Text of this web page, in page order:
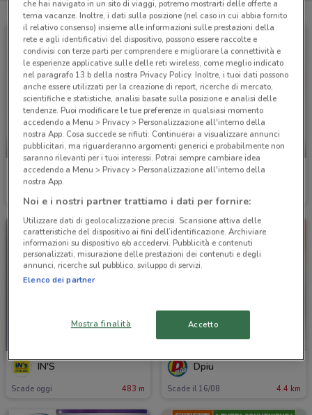
SCADE OGGI
Aldi
Scade oggi 5.2 km
-2 GIORNI
Action
Scade martedì
IN'S
Scade oggi 483 m
Dpiu
Scade il 16/08 4.4 km
che hai navigato in un sito di viaggi, potremo mostrarti delle offerte a
tema vacanze. Inoltre, i dati sulla posizione (nel caso in cui abbia fornito
il relativo consenso) insieme alle informazioni sulle prestazioni della
rete e agli identificativi del dispositivo, possono essere raccolte e
condivisi con terze parti per comprendere e migliorare la connettività e
le esperienze applicative sulle delle reti wireless, come meglio indicato
nel paragrafo 13.b della nostra Privacy Policy. Inoltre, i tuoi dati possono
anche essere utilizzati per la creazione di report, ricerche di mercato,
scientifiche e statistiche, analisi basate sulla posizione e analisi delle
tendenze. Puoi modificare le tue preferenze in qualsiasi momento
accedendo a Menu > Privacy > Personalizzazione all'interno della
nostra App. Cosa succede se rifiuti: Continuerai a visualizzare annunci
pubblicitari, ma riguarderanno argomenti generici e probabilmente non
saranno rilevanti per i tuoi interessi. Potrai sempre cambiare idea
accedendo a Menu > Privacy > Personalizzazione all'interno della
nostra App.
Noi e i nostri partner trattiamo i dati per fornire:
Utilizzare dati di geolocalizzazione precisi. Scansione attiva delle
caratteristiche del dispositivo ai fini dell’identificazione. Archiviare
informazioni su dispositivo e/o accedervi. Pubblicità e contenuti
personalizzati, misurazione delle prestazioni dei contenuti e degli
annunci, ricerche sul pubblico, sviluppo di servizi.
Elenco dei partner
Mostra finalità Accetto